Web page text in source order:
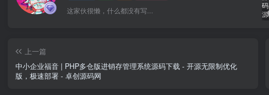
这家伙很懒，什么都没有写...
上一篇
中小企业福音 | PHP多仓版进销存管理系统源码下载 - 开源无限制优化
版，极速部署 - 卓创源码网